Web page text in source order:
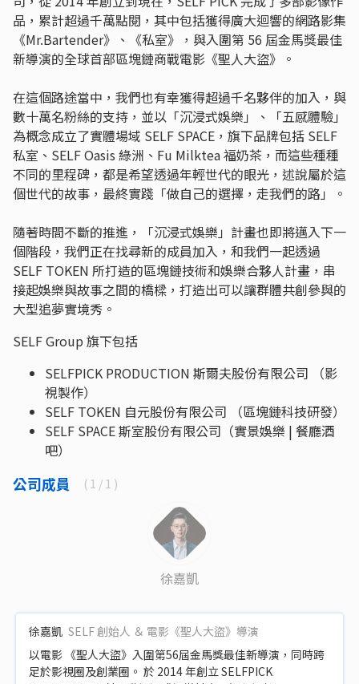
品，累計超過千萬點閱，其中包括獲得廣大迴響的網路影集
《Mr.Bartender》、《私室》，與入圍第 56 屆金馬獎最佳
新導演的全球首部區塊鏈商戰電影《聖人大盜》。
在這個路途當中，我們也有幸獲得超過千名夥伴的加入，與
數十萬名粉絲的支持，並以「沉浸式娛樂」、「五感體驗」
為概念成立了實體場域 SELF SPACE，旗下品牌包括 SELF
私室、SELF Oasis 綠洲、Fu Milktea 福奶茶，而這些種種
不同的里程碑，都是希望透過年輕世代的眼光，述說屬於這
個世代的故事，最終實踐「做自己的選擇，走我們的路」。
隨著時間不斷的推進，「沉浸式娛樂」計畫也即將邁入下一
個階段，我們正在找尋新的成員加入，和我們一起透過
SELF TOKEN 所打造的區塊鏈技術和娛樂合夥人計畫，串
接起娛樂與故事之間的橋樑，打造出可以讓群體共創參與的
大型追夢實境秀。
SELF Group 旗下包括
SELFPICK PRODUCTION 斯爾夫股份有限公司 （影
視製作）
SELF TOKEN 自元股份有限公司 （區塊鏈科技研發）
SELF SPACE 斯室股份有限公司（實景娛樂 | 餐廳酒
吧）
公司成員 ( 1 / 1 )
徐嘉凱
徐嘉凱 SELF 創始人 ＆ 電影《聖人大盜》導演
以電影 《聖人大盜》入圍第56屆金馬獎最佳新導演，同時跨
足於影視圈及創業圈。 於 2014 年創立 SELFPICK